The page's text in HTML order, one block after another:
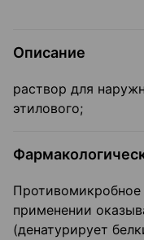
Описание
раствор для
этилового;
применении
(денатурирует